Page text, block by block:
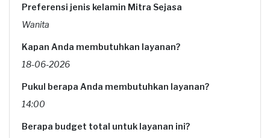
Preferensi jenis kelamin Mitra Sejasa
Wanita
Kapan Anda membutuhkan layanan?
18-06-2026
Pukul berapa Anda membutuhkan layanan?
14:00
Berapa budget total untuk layanan ini?